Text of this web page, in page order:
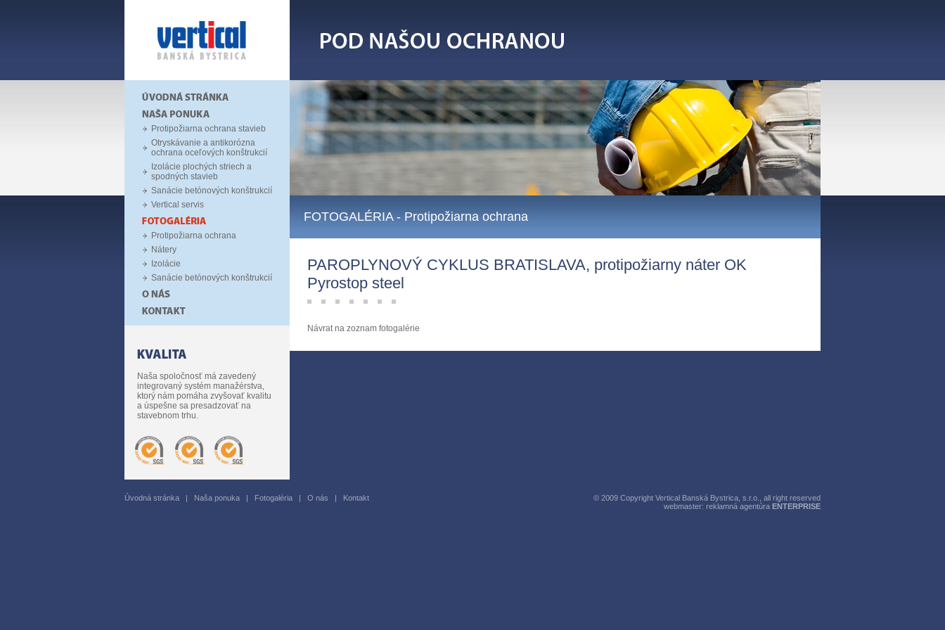
Protipožiarna ochrana stavieb
Otryskávanie a antikorózna
ochrana oceľových konštrukcií
Izolácie plochých striech a
spodných stavieb
Sanácie betónových konštrukcií
Vertical servis
Protipožiarna ochrana
Nátery
Izolácie
Sanácie betónových konštrukcií
Naša spoločnosť má zavedený
integrovaný systém manažérstva,
ktorý nám pomáha zvyšovať kvalitu
a úspešne sa presadzovať na
stavebnom trhu.
FOTOGALÉRIA- Protipožiarna ochrana
PAROPLYNOVÝ CYKLUS BRATISLAVA, protipožiarny náter OK
Pyrostop steel
Návrat na zoznam fotogalérie
Úvodná stránka | Naša ponuka | Fotogaléria | O nás | Kontakt
© 2009 Copyright Vertical Banská Bystrica, s.r.o., all right reserved
webmaster: reklamná agentúra ENTERPRISE